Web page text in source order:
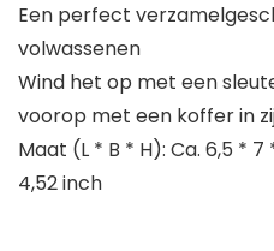
Een perfect
volwassenen
Wind het op met een
voorop met een koffer in
Maat (L * B * H): Ca. 6,5 * 7
4,52 inch